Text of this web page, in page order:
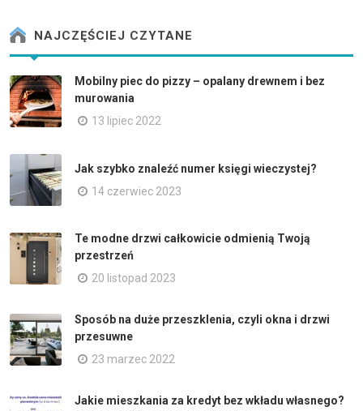
NAJCZĘŚCIEJ CZYTANE
Mobilny piec do pizzy – opalany drewnem i bez
murowania
13 lipiec 2022
Jak szybko znaleźć numer księgi wieczystej?
14 czerwiec 2023
Te modne drzwi całkowicie odmienią Twoją
przestrzeń
20 listopad 2023
Sposób na duże przeszklenia, czyli okna i drzwi
przesuwne
23 marzec 2022
Jakie mieszkania za kredyt bez wkładu własnego?